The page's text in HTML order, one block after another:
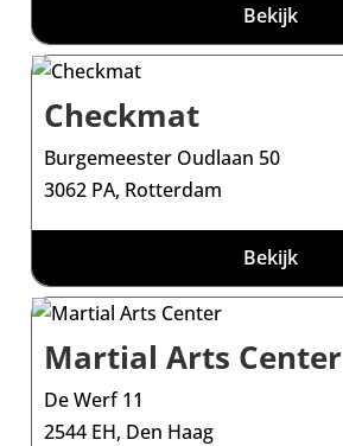
Bekijk
Checkmat
Burgemeester Oudlaan 50
3062 PA, Rotterdam
Bekijk
Martial Arts Center
De Werf 11
2544 EH, Den Haag